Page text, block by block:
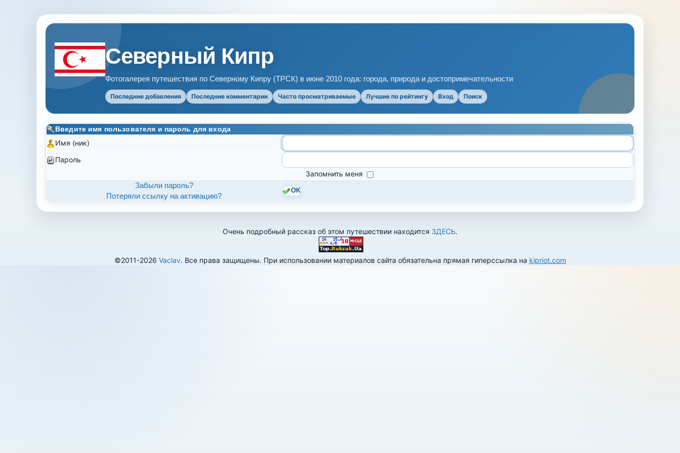
Северный Кипр
Фотогалерея путешествия по Северному Кипру (ТРСК) в июне 2010 года: города, природа и достопримечательности
Последние добавления Последние комментарии Часто просматриваемые Лучшие по рейтингу Вход Поиск
Введите имя пользователя и пароль для входа
Имя (ник)
Пароль
Запомнить меня
Забыли пароль?
Потеряли ссылку на активацию?
OK
Очень подробный рассказ об этом путешествии находится ЗДЕСЬ.
©2011-2026 Vaclav. Все права защищены. При использовании материалов сайта обязательна прямая гиперссылка на kipriot.com